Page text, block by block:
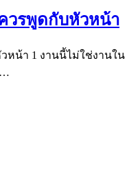
วรพูดกับหัวหน้า
หน้า 1 งานนี้ไม่ใช่งานใน
…